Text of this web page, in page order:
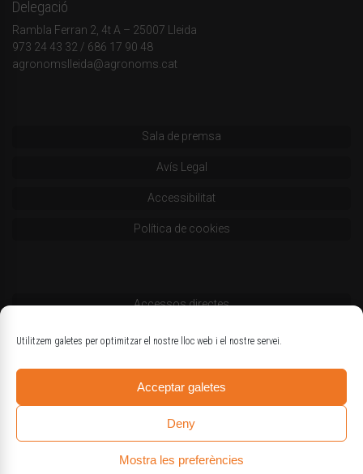
Utilitzem galetes per optimitzar el nostre lloc web i el nostre servei.
Acceptar galetes
Deny
Mostra les preferències
Delegació
Rambla Ferran 2, 4t A – 25007 Lleida
973 24 43 32 / 686 17 90 48
agronomslleida@agronoms.cat
Sala de premsa
Avís Legal
Accessibilitat
Política de cookies
Accessos directes
Codi deontològic
Estatuts
Logotips oficials